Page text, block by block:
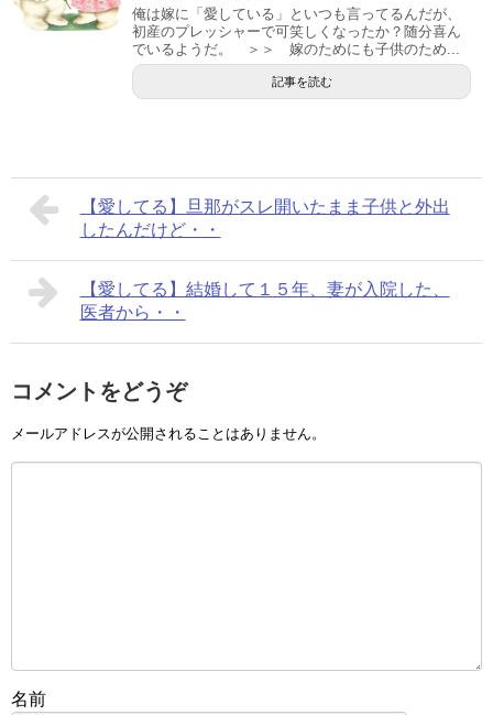
俺は嫁に「愛している」といつも言ってるんだが、
初産のプレッシャーで可笑しくなったか？随分喜ん
でいるようだ。 ＞＞ 嫁のためにも子供のため...
記事を読む
【愛してる】旦那がスレ開いたまま子供と外出
したんだけど・・
【愛してる】結婚して１５年、妻が入院した、
医者から・・
コメントをどうぞ
メールアドレスが公開されることはありません。
名前